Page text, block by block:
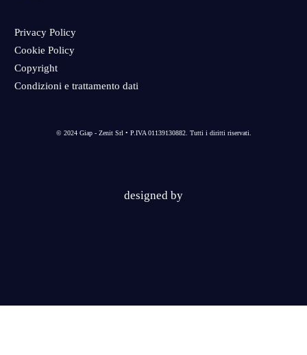
Privacy Policy
Cookie Policy
Copyright
Condizioni e trattamento dati
© 2024 Giap - Zenit Srl • P.IVA 01139130882. Tutti i diritti riservati.
designed by